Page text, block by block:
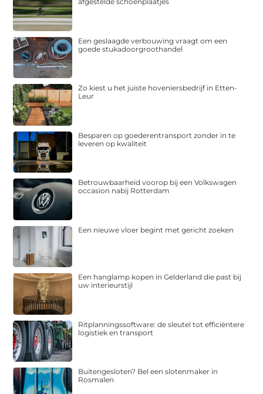
Een geslaagde verbouwing vraagt om een
goede stukadoorgroothandel
Zo kiest u het juiste hoveniersbedrijf in Etten-
Leur
Besparen op goederentransport zonder in te
leveren op kwaliteit
Betrouwbaarheid voorop bij een Volkswagen
occasion nabij Rotterdam
Een nieuwe vloer begint met gericht zoeken
Een hanglamp kopen in Gelderland die past bij
uw interieurstijl
Ritplanningssoftware: de sleutel tot efficiëntere
logistiek en transport
Buitengesloten? Bel een slotenmaker in
Rosmalen